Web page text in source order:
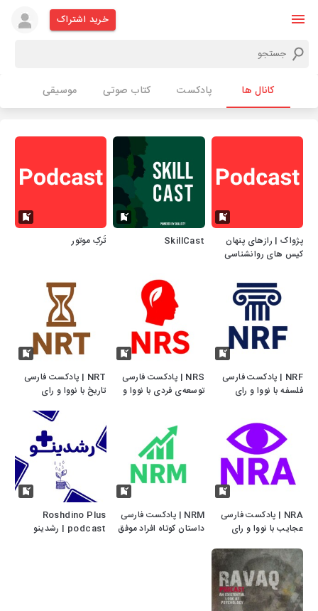
خرید اشتراک
کانال ها پادکست کتاب صوتی موسیقی
پژواک | رازهای پنهان
کیس های روانشناسی
SkillCast تَرکِ موتور
NRF | پادکست فارسی
فلسفه با نووا و رای
NRS | پادکست فارسی
توسعه‌ی فردی با نووا و
NRT | پادکست فارسی
تاریخ با نووا و رای
NRA | پادکست فارسی
عجایب با نووا و رای
NRM | پادکست فارسی
داستان کوتاه افراد موفق
Roshdino Plus
podcast | رشدینو